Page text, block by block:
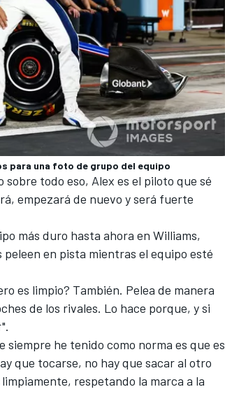
para una foto de grupo del equipo
todo eso, Alex es el piloto que sé
empezará de nuevo y será fuerte
más duro hasta ahora en Williams,
en pista mientras el equipo esté
es limpio? También. Pelea de manera
de los rivales. Lo hace porque, y si
he tenido como norma es que es
que tocarse, no hay que sacar al otro
respetando la marca a la